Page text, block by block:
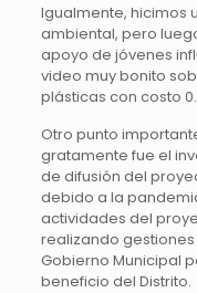
Igualmente, hicimos
ambiental, pero
apoyo de jóvenes
video muy bonito
plásticas con costo 0.
Otro punto
gratamente fue el
de difusión del
debido a la
actividades del
realizando
Gobierno Municipal
beneficio del Distrito.